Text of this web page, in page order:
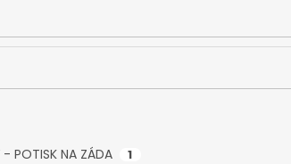
- POTISK NA ZÁDA 1